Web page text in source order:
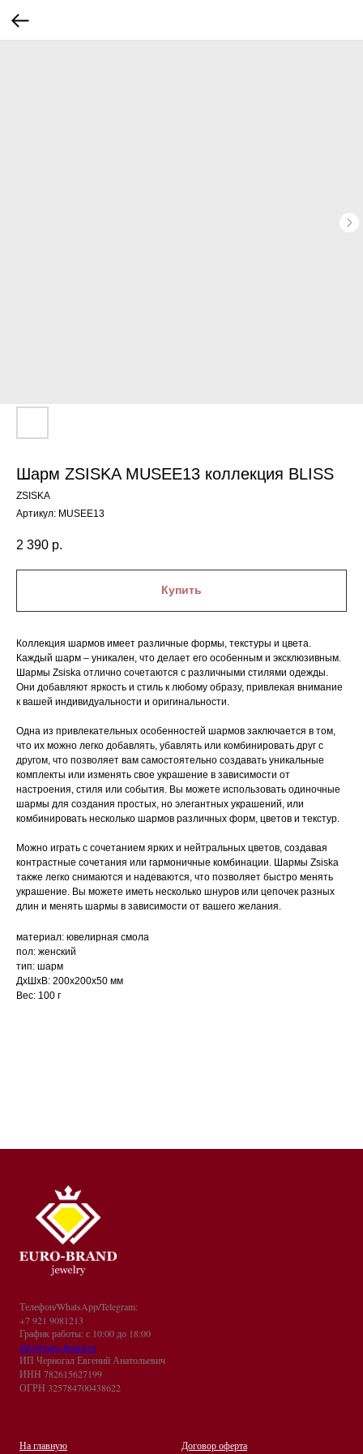
Шарм ZSISKA MUSEE13 коллекция BLISS
ZSISKA
Артикул: MUSEE13
2 390 р.
Купить
Коллекция шармов имеет различные формы, текстуры и цвета.
Каждый шарм – уникален, что делает его особенным и эксклюзивным.
Шармы Zsiska отлично сочетаются с различными стилями одежды.
Они добавляют яркость и стиль к любому образу, привлекая внимание
к вашей индивидуальности и оригинальности.
Одна из привлекательных особенностей шармов заключается в том,
что их можно легко добавлять, убавлять или комбинировать друг с
другом, что позволяет вам самостоятельно создавать уникальные
комплекты или изменять свое украшение в зависимости от
настроения, стиля или события. Вы можете использовать одиночные
шармы для создания простых, но элегантных украшений, или
комбинировать несколько шармов различных форм, цветов и текстур.
Можно играть с сочетанием ярких и нейтральных цветов, создавая
контрастные сочетания или гармоничные комбинации. Шармы Zsiska
также легко снимаются и надеваются, что позволяет быстро менять
украшение. Вы можете иметь несколько шнуров или цепочек разных
длин и менять шармы в зависимости от вашего желания.
материал: ювелирная смола
пол: женский
тип: шарм
ДxШxВ: 200x200x50 мм
Вес: 100 г
Телефон/WhatsApp/Telegram:
+7 921 9081213
График работы: с 10:00 до 18:00
info@euro-brand.ru
ИП Черногал Евгений Анатольевич
ИНН 782615627199
ОГРН 325784700438622
На главную Договор оферта